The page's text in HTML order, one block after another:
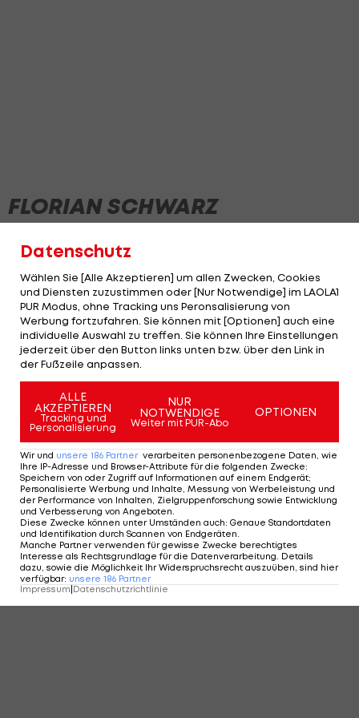
FLORIAN SCHWARZ
Datenschutz
Wählen Sie [Alle Akzeptieren] um allen Zwecken, Cookies
und Diensten zuzustimmen oder [Nur Notwendige] im LAOLA1
PUR Modus, ohne Tracking uns Peronsalisierung von
Werbung fortzufahren. Sie können mit [Optionen] auch eine
individuelle Auswahl zu treffen. Sie können Ihre Einstellungen
jederzeit über den Button links unten bzw. über den Link in
der Fußzeile anpassen.
ALLE
AKZEPTIEREN
Tracking und
Personalisierung
NUR
NOTWENDIGE
Weiter mit PUR-Abo
OPTIONEN
Wir und unsere 186 Partner verarbeiten personenbezogene Daten, wie
Ihre IP-Adresse und Browser-Attribute für die folgenden Zwecke:
Speichern von oder Zugriff auf Informationen auf einem Endgerät;
Personalisierte Werbung und Inhalte, Messung von Werbeleistung und
der Performance von Inhalten, Zielgruppenforschung sowie Entwicklung
und Verbesserung von Angeboten.
Diese Zwecke können unter Umständen auch: Genaue Standortdaten
und Identifikation durch Scannen von Endgeräten.
Manche Partner verwenden für gewisse Zwecke berechtigtes
Interesse als Rechtsgrundlage für die Datenverarbeitung. Details
dazu, sowie die Möglichkeit Ihr Widerspruchsrecht auszuüben, sind hier
verfügbar: unsere 186 Partner
Impressum Datenschutzrichtlinie